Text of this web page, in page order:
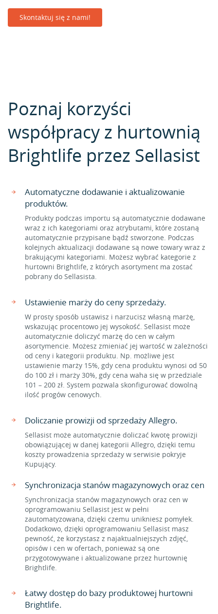
Skontaktuj się z nami!
Poznaj korzyści
współpracy z hurtownią
Brightlife przez Sellasist
Automatyczne dodawanie i aktualizowanie
produktów.
Produkty podczas importu są automatycznie dodawane
wraz z ich kategoriami oraz atrybutami, które zostaną
automatycznie przypisane bądź stworzone. Podczas
kolejnych aktualizacji dodawane są nowe towary wraz z
brakującymi kategoriami. Możesz wybrać kategorie z
hurtowni Brightlife, z których asortyment ma zostać
pobrany do Sellasista.
Ustawienie marży do ceny sprzedaży.
W prosty sposób ustawisz i narzucisz własną marżę,
wskazując procentowo jej wysokość. Sellasist może
automatycznie doliczyć marżę do cen w całym
asortymencie. Możesz zmieniać jej wartość w zależności
od ceny i kategorii produktu. Np. możliwe jest
ustawienie marży 15%, gdy cena produktu wynosi od 50
do 100 zł i marży 30%, gdy cena waha się w przedziale
101 – 200 zł. System pozwala skonfigurować dowolną
ilość progów cenowych.
Doliczanie prowizji od sprzedaży Allegro.
Sellasist może automatycznie doliczać kwotę prowizji
obowiązującej w danej kategorii Allegro, dzięki temu
koszty prowadzenia sprzedaży w serwisie pokryje
Kupujący.
Synchronizacja stanów magazynowych oraz cen
Synchronizacja stanów magazynowych oraz cen w
oprogramowaniu Sellasist jest w pełni
zautomatyzowana, dzięki czemu unikniesz pomyłek.
Dodatkowo, dzięki oprogramowaniu Sellasist masz
pewność, że korzystasz z najaktualniejszych zdjęć,
opisów i cen w ofertach, ponieważ są one
przygotowywane i aktualizowane przez hurtownię
Brightlife.
Łatwy dostęp do bazy produktowej hurtowni
Brightlife.